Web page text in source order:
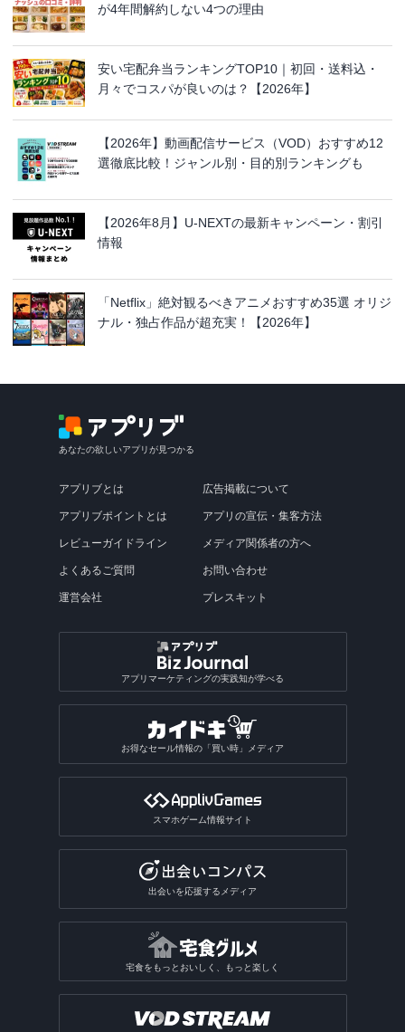
が4年間解約しない4つの理由
安い宅配弁当ランキングTOP10｜初回・送料込・
月々でコスパが良いのは？【2026年】
【2026年】動画配信サービス（VOD）おすすめ12
選徹底比較！ジャンル別・目的別ランキングも
【2026年8月】U-NEXTの最新キャンペーン・割引
情報
「Netflix」絶対観るべきアニメおすすめ35選 オリジ
ナル・独占作品が超充実！【2026年】
あなたの欲しいアプリが見つかる
アプリブとは
アプリブポイントとは
レビューガイドライン
よくあるご質問
運営会社
広告掲載について
アプリの宣伝・集客方法
メディア関係者の方へ
お問い合わせ
プレスキット
アプリマーケティングの実践知が学べる
お得なセール情報の「買い時」メディア
スマホゲーム情報サイト
出会いを応援するメディア
宅食をもっとおいしく、もっと楽しく